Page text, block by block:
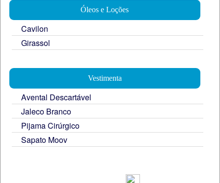
Óleos e Loções
Cavilon
Girassol
Vestimenta
Avental Descartável
Jaleco Branco
Pijama Cirúrgico
Sapato Moov